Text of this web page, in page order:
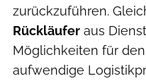
zurückzuführen.
Rückläufer aus
Möglichkeiten für
aufwendige